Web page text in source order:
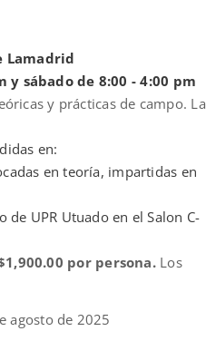
Lamadrid
y sábado de 8:00 - 4:00 pm
y prácticas de campo. La
en:
en teoría, impartidas en
de UPR Utuado en el Salon C-
por persona.Los
agosto de 2025